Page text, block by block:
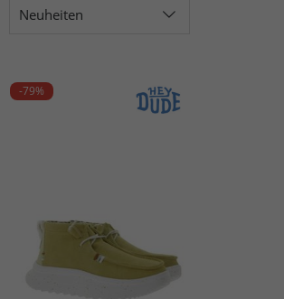
Neuheiten
-79%